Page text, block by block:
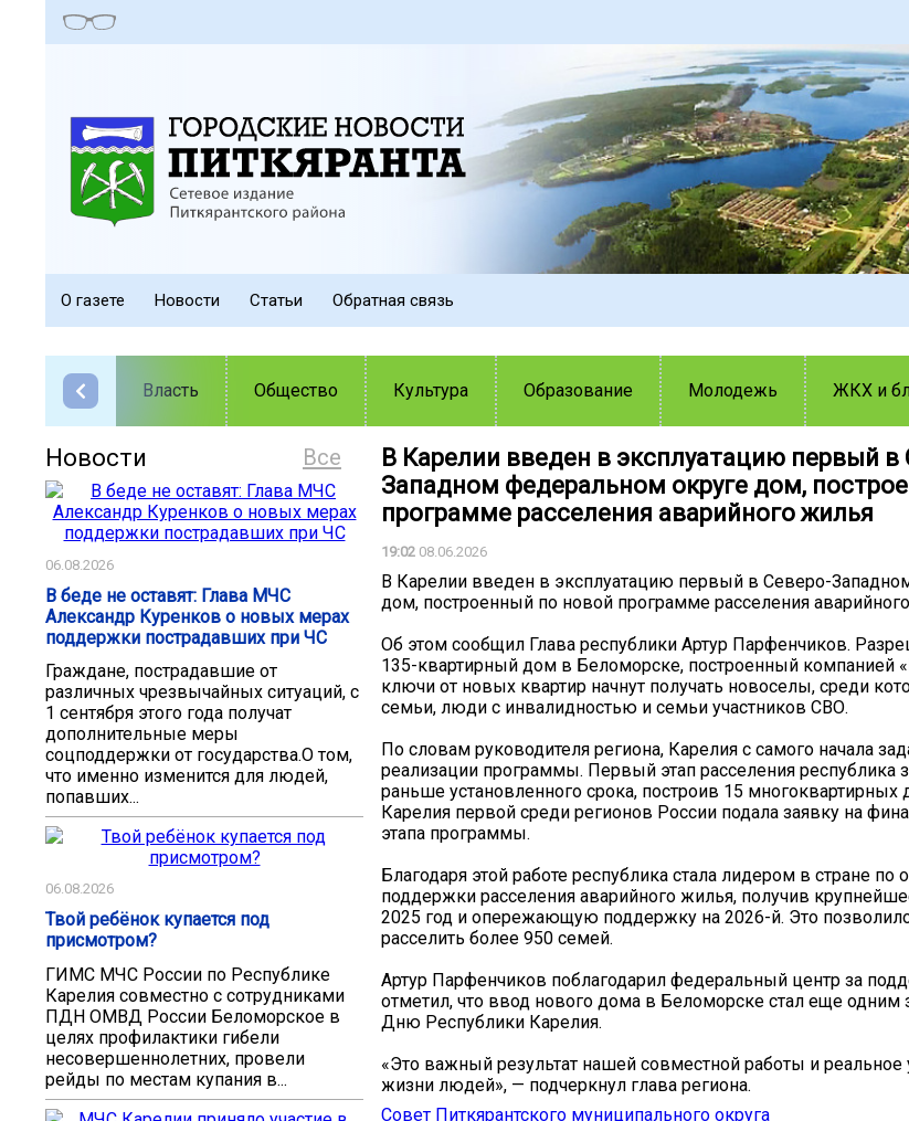
О газете Новости Статьи Обратная связь
Власть Общество Культура Образование Молодежь ЖКХ и
Все
Новости
06.08.2026
В беде не оставят: Глава МЧС
Александр Куренков о новых мерах
поддержки пострадавших при ЧС
Граждане, пострадавшие от
различных чрезвычайных ситуаций, с
1 сентября этого года получат
дополнительные меры
соцподдержки от государства.О том,
что именно изменится для людей,
попавших...
06.08.2026
Твой ребёнок купается под
присмотром?
ГИМС МЧС России по Республике
Карелия совместно с сотрудниками
ПДН ОМВД России Беломорское в
целях профилактики гибели
несовершеннолетних, провели
рейды по местам купания в...
В Карелии введен в эксплуатацию первый в
Западном федеральном округе дом,
программе расселения аварийного жилья
19:02 08.06.2026
В Карелии введен в эксплуатацию первый в Северо-
дом, построенный по новой программе расселения
Об этом сообщил Глава республики Артур Парфенчиков.
135-квартирный дом в Беломорске, построенный
ключи от новых квартир начнут получать новоселы, среди
семьи, люди с инвалидностью и семьи участников СВО.
По словам руководителя региона, Карелия с самого начала
реализации программы. Первый этап расселения республика
раньше установленного срока, построив 15 многоквартирных
Карелия первой среди регионов России подала заявку на
этапа программы.
Благодаря этой работе республика стала лидером в стране
поддержки расселения аварийного жилья, получив
2025 год и опережающую поддержку на 2026-й. Это
расселить более 950 семей.
Артур Парфенчиков поблагодарил федеральный центр за
отметил, что ввод нового дома в Беломорске стал еще
Дню Республики Карелия.
«Это важный результат нашей совместной работы и реальное
жизни людей», — подчеркнул глава региона.
Совет Питкярантского муниципального округа